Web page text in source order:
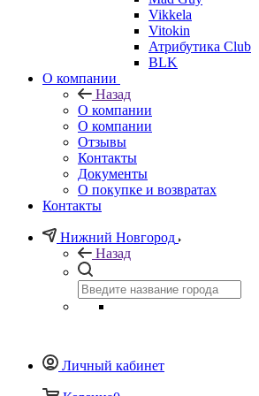
Vikkela
Vitokin
Атрибутика Club
BLK
О компании
Назад
О компании
О компании
Отзывы
Контакты
Документы
О покупке и возвратах
Контакты
Нижний Новгород
Назад
Личный кабинет